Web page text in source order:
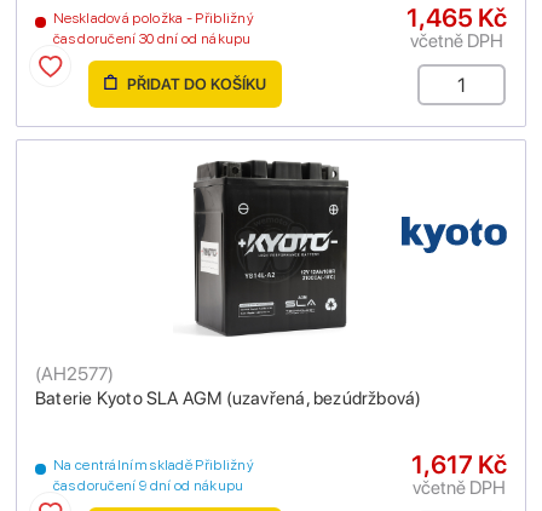
Neskladová položka - Přibližný
čas doručení 30 dní od nákupu
1,465 Kč
včetně DPH
PŘIDAT DO KOŠÍKU
Baterie Kyoto SLA AGM (uzavřená, bezúdržbová)
(AH2577)
Na centrálním skladě Přibližný
čas doručení 9 dní od nákupu
1,617 Kč
včetně DPH